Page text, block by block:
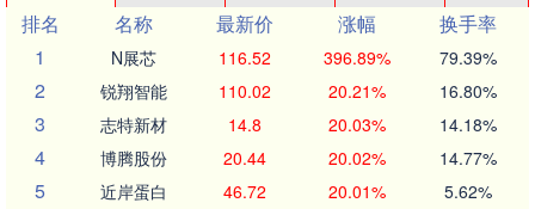
排名
名称 最新价 涨幅
换手率
1
N展芯 116.52 396.89% 79.39%
2 锐翔智能 110.02 20.21% 16.80%
3 志特新材 14.8 20.03% 14.18%
4 博腾股份 20.44 20.02% 14.77%
5 近岸蛋白 46.72 20.01% 5.62%